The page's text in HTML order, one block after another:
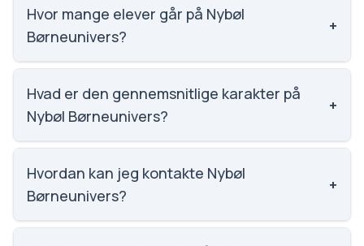
Hvor mange elever går på Nybøl
Børneunivers?
+
Nybøl Børneunivers har 128 elever, hvilket gør den til
nummer 1602 ud af 3143 skoler.
Hvad er den gennemsnitlige karakter på
Nybøl Børneunivers?
+
Vi har ikke data om karaktergennemsnittet for Nybøl
Børneunivers.
Hvordan kan jeg kontakte Nybøl
Børneunivers?
+
Email: nyboel-skole@sonderborg.dk. Telefon: 7446